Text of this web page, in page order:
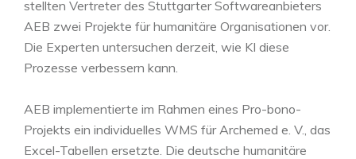
stellten Vertreter des Stuttgarter Softwareanbieters
AEB zwei Projekte für humanitäre Organisationen vor.
Die Experten untersuchen derzeit, wie KI diese
Prozesse verbessern kann.
AEB implementierte im Rahmen eines Pro-bono-
Projekts ein individuelles WMS für Archemed e. V., das
Excel-Tabellen ersetzte. Die deutsche humanitäre